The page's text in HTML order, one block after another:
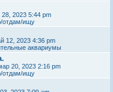
2023 5:44 pm
отдам/ищу
12, 2023 4:36 pm
аквариумы
20, 2023 2:16 pm
отдам/ищу